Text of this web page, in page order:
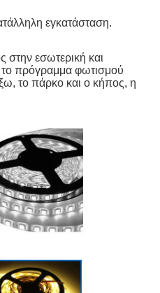
εγκατάσταση.
στην εσωτερική και
πρόγραμμα φωτισμού
το πάρκο και ο κήπος, η